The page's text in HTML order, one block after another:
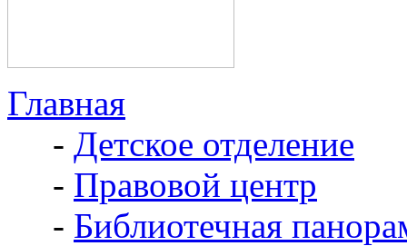
Главная
- Детское отделение
- Правовой центр
- Библиотечная